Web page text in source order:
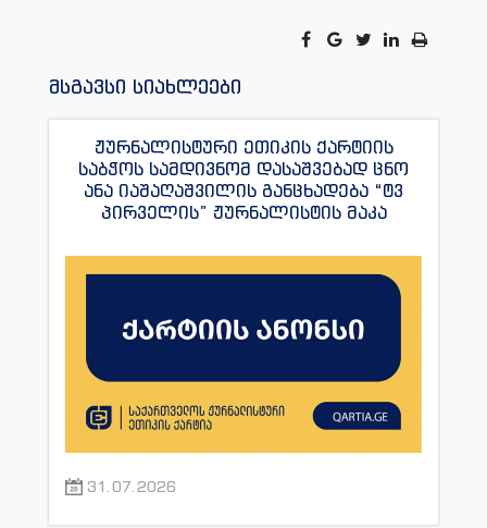
მსგავსი სიახლეები
ჟურნალისტური ეთიკის ქარტიის
საბჭოს სამდივნომ დასაშვებად ცნო
ანა იაშაღაშვილის განცხადება “ტვ
პირველის” ჟურნალისტის მაკა
31.07.2026